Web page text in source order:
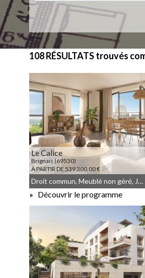
108 RÉSULTATStrouvés
Le Calice
Brignais (69530)
À PARTIR DE 539 300,00 €
À PARTIR DE 539 300,00 €
Droit commun, Meublé non géré, JEANBRUN
Découvrir le programme